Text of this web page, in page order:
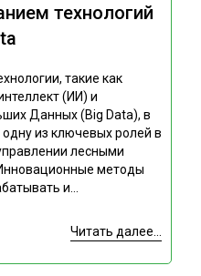
технологий
такие как
(ИИ) и
Данных (Big Data), в
одну из ключевых ролей в
лесными
методы
и...
Читать далее...